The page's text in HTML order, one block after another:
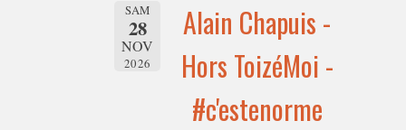
SAM
28
NOV
2026
Alain Chapuis -
Hors ToizéMoi -
#c'estenorme